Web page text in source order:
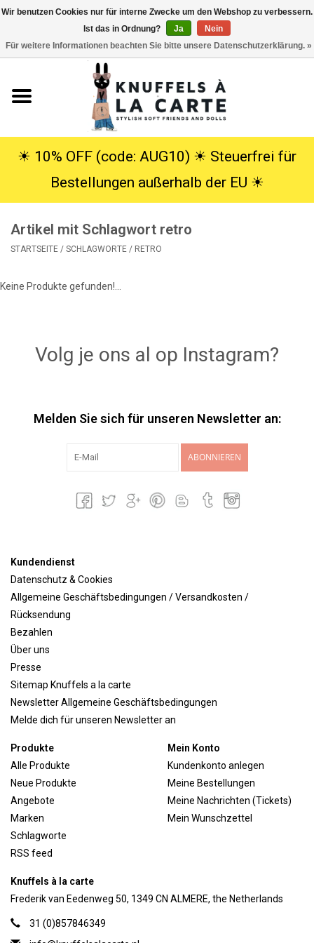
Kuscheltiere
SALE
Lookbooks
☀︎ 10% OFF (code: AUG10) ☀︎ Steuerfrei für
Bestellungen außerhalb der EU ☀︎
Artikel mit Schlagwort retro
STARTSEITE / SCHLAGWORTE / RETRO
Keine Produkte gefunden!...
Volg je ons al op Instagram?
Melden Sie sich für unseren Newsletter an:
ABONNIEREN
Kundendienst
Datenschutz & Cookies
Allgemeine Geschäftsbedingungen / Versandkosten /
Rücksendung
Bezahlen
Über uns
Presse
Sitemap Knuffels a la carte
Newsletter Allgemeine Geschäftsbedingungen
Melde dich für unseren Newsletter an
Produkte
Alle Produkte
Neue Produkte
Angebote
Marken
Schlagworte
RSS feed
Mein Konto
Kundenkonto anlegen
Meine Bestellungen
Meine Nachrichten (Tickets)
Mein Wunschzettel
Knuffels à la carte
Frederik van Eedenweg 50, 1349 CN ALMERE, the Netherlands
31 (0)857846349
Wir benutzen Cookies nur für interne Zwecke um den Webshop zu verbessern.
Ist das in Ordnung?
Ja
Nein
Für weitere Informationen beachten Sie bitte unsere Datenschutzerklärung. »